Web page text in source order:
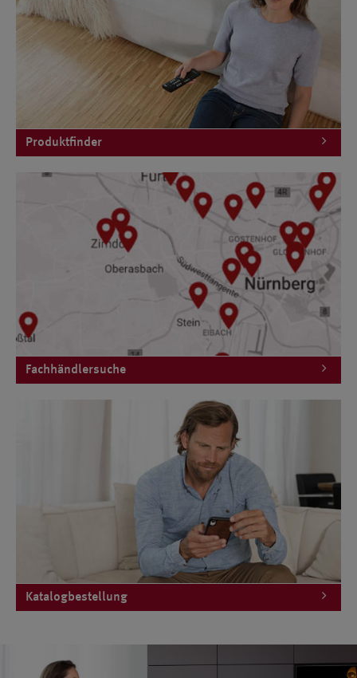
Produktfinder
Fachhändlersuche
Katalogbestellung